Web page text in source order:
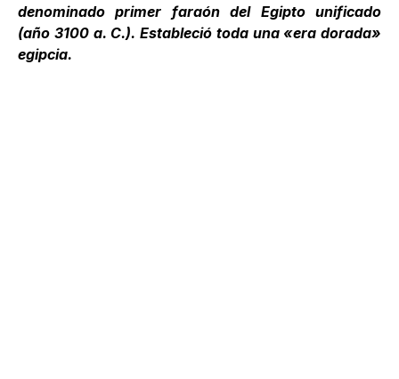
denominado primer faraóndel Egipto unificado
(año 3100 a. C.). Estableció toda una «era dorada»
egipcia.